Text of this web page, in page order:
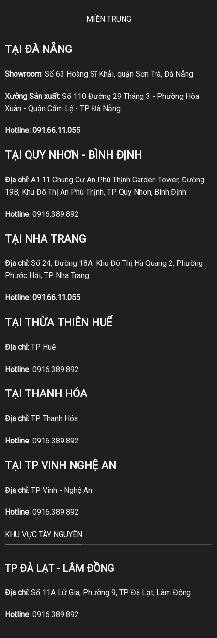
MIỀN TRUNG
TẠI ĐÀ NẴNG
Showroom: Số 63 Hoàng Sĩ Khải, quận Sơn Trà, Đà Nẵng
Xưởng Sản xuất:Số 110 Đường 29 Tháng 3 - Phường Hòa
Xuân - Quận Cẩm Lệ - TP Đà Nẵng
Hotline: 091.66.11.055
TẠI QUY NHƠN - BÌNH ĐỊNH
Địa chỉ: A1.11 Chung Cư An Phú Thịnh Garden Tower, Đường
19B, Khu Đô Thị An Phú Thịnh, TP Quy Nhơn, Bình Định
Hotline: 0916.389.892
TẠI NHA TRANG
Địa chỉ:Số 24, Đường 18A, Khu Đô Thị Hà Quang 2, Phường
Phước Hải, TP Nha Trang
Hotline: 091.66.11.055
TẠI THỪA THIÊN HUẾ
Địa chỉ:TP Huế
Hotline: 0916.389.892
TẠI THANH HÓA
Địa chỉ:TP Thanh Hóa
Hotline: 0916.389.892
TẠI TP VINH NGHỆ AN
Địa chỉ: TP Vinh - Nghệ An
Hotline: 0916.389.892
KHU VỰC TÂY NGUYÊN
TP ĐÀ LẠT - LÂM ĐỒNG
Địa chỉ:Số 11A Lữ Gia, Phường 9, TP Đà Lạt, Lâm Đồng
Hotline: 0916.389.892